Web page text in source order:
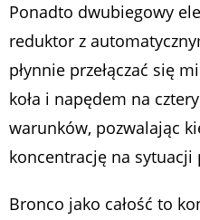
Ponadto dwubiegowy
reduktor z
płynnie przełączać się
koła i napędem na
warunków, pozwalając
koncentrację na
Bronco jako całość to